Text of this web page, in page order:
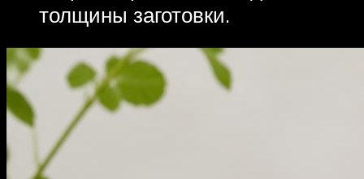
толщины заготовки.